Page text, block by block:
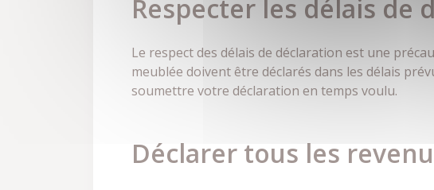
Respecter les délais de
Le respect des délais de déclaration est une
meublée doivent être déclarés dans les délais
soumettre votre déclaration en temps voulu.
Déclarer tous les